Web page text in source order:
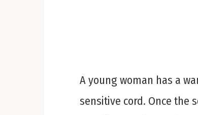
A young woman has a
sensitive cord. Once the